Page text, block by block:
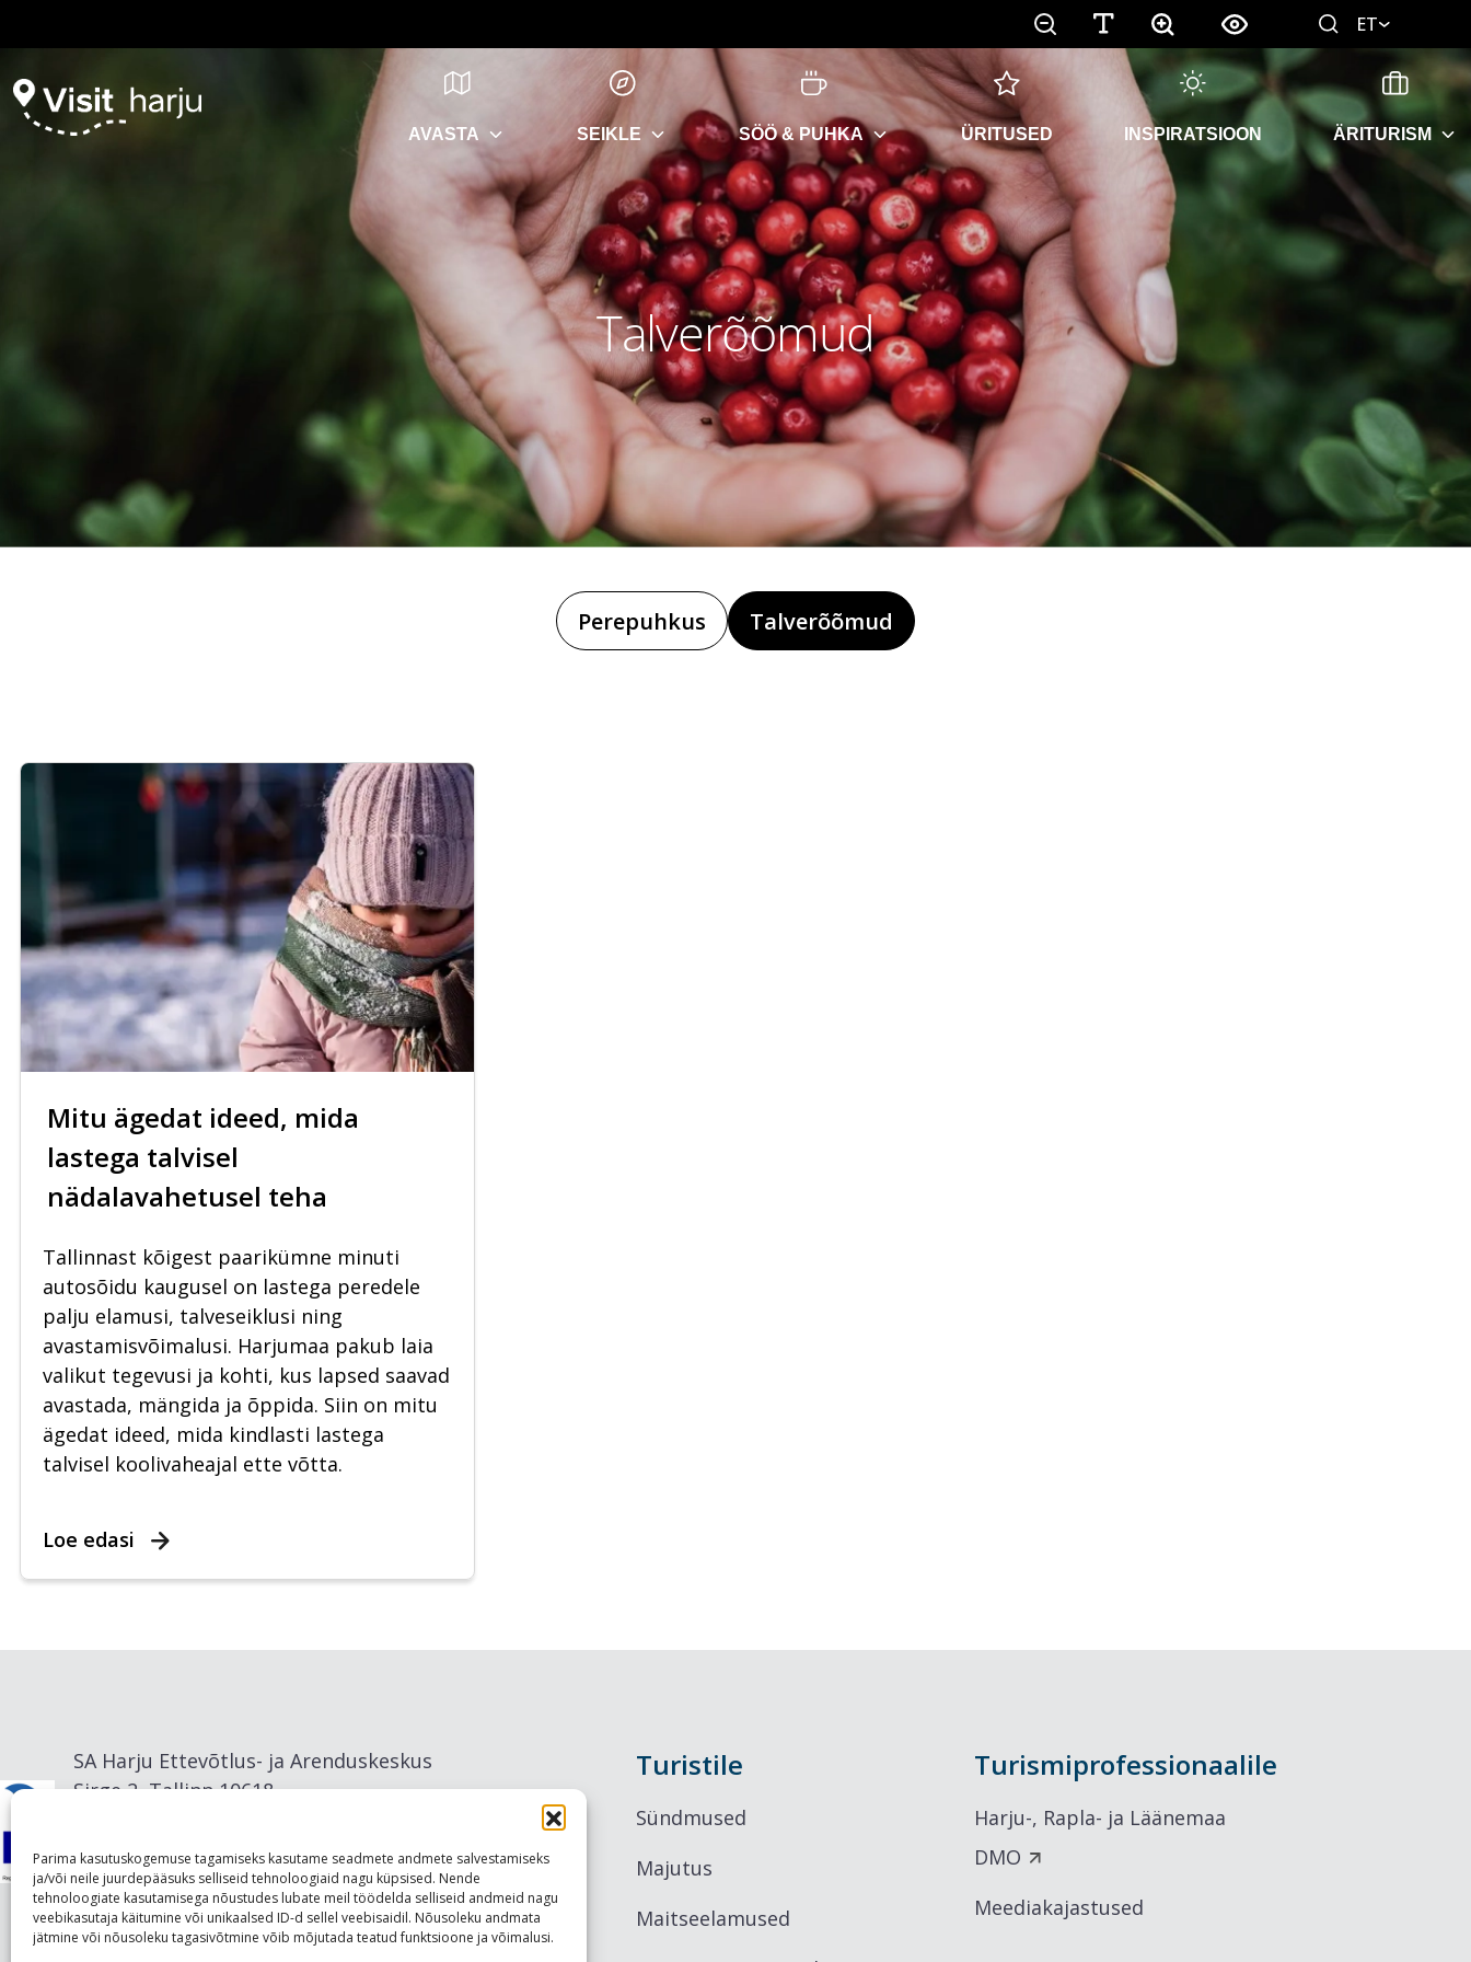
Parima kasutuskogemuse tagamiseks kasutame seadmete andmete salvestamiseks
ja/või neile juurdepääsuks selliseid tehnoloogiaid nagu küpsised. Nende
tehnoloogiate kasutamisega nõustudes lubate meil töödelda selliseid andmeid nagu
veebikasutaja käitumine või unikaalsed ID-d sellel veebisaidil. Nõusoleku andmata
jätmine või nõusoleku tagasivõtmine võib mõjutada teatud funktsioone ja võimalusi.
ET
AVASTA SEIKLE SÖÖ & PUHKA ÜRITUSED INSPIRATSIOON ÄRITURISM
Talverõõmud
Perepuhkus Talverõõmud
Mitu ägedat ideed, mida
lastega talvisel
nädalavahetusel teha
Tallinnast kõigest paarikümne minuti
autosõidu kaugusel on lastega peredele
palju elamusi, talveseiklusi ning
avastamisvõimalusi. Harjumaa pakub laia
valikut tegevusi ja kohti, kus lapsed saavad
avastada, mängida ja õppida. Siin on mitu
ägedat ideed, mida kindlasti lastega
talvisel koolivaheajal ette võtta.
Loe edasi
SA Harju Ettevõtlus- ja Arenduskeskus
Sirge 2, Tallinn 10618
Turistile
Sündmused
Majutus
Maitseelamused
Turismiprofessionaalile
Harju-, Rapla- ja Läänemaa
DMO
Meediakajastused